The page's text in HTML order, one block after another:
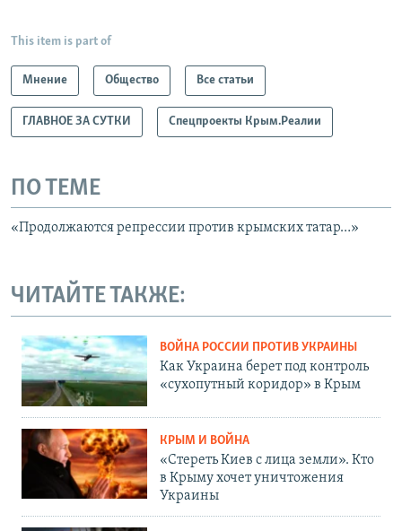
This item is part of
Мнение Общество Все статьи
ГЛАВНОЕ ЗА СУТКИ Спецпроекты Крым.Реалии
ПО ТЕМЕ
«Продолжаются репрессии против крымских татар…»
ЧИТАЙТЕ ТАКЖЕ:
ВОЙНА РОССИИ ПРОТИВ УКРАИНЫ
Как Украина берет под контроль
«сухопутный коридор» в Крым
КРЫМ И ВОЙНА
«Стереть Киев с лица земли». Кто
в Крыму хочет уничтожения
Украины